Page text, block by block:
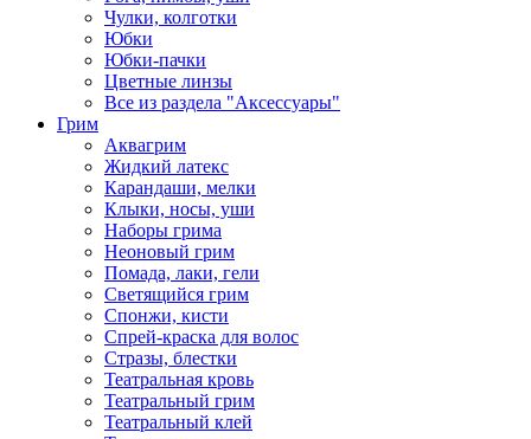
Чулки, колготки
Юбки
Юбки-пачки
Цветные линзы
Все из раздела "Аксессуары"
Грим
Аквагрим
Жидкий латекс
Карандаши, мелки
Клыки, носы, уши
Наборы грима
Неоновый грим
Помада, лаки, гели
Светящийся грим
Спонжи, кисти
Спрей-краска для волос
Стразы, блестки
Театральная кровь
Театральный грим
Театральный клей